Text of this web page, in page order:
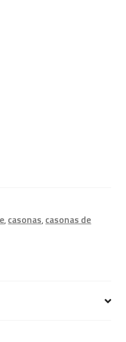
,casonas,casonas de